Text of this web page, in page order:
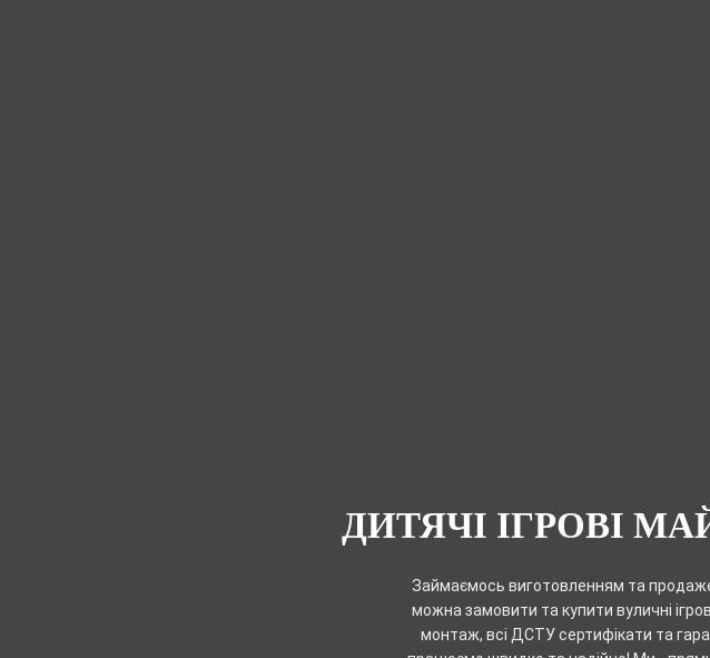
ДИТЯЧІ ІГРОВІ
Займаємось виготовленням та
можна замовити та купити вуличні
монтаж, всі ДСТУ сертифікати та